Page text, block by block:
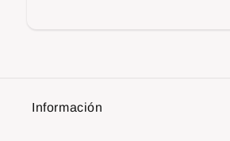
Información